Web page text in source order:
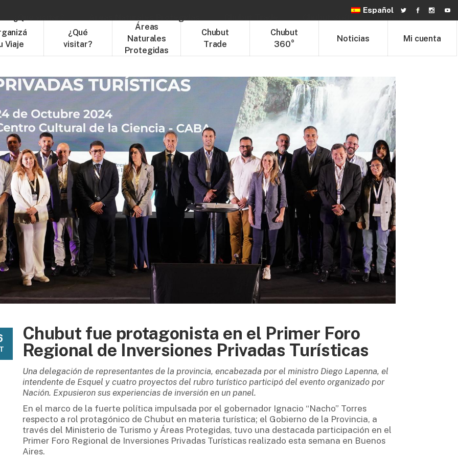
Español
Viaje
¿Qué
visitar?
Áreas
Naturales
Protegidas
Chubut
Trade
Chubut
360°
Noticias Mi cuenta
Chubut fue protagonista en el Primer Foro
Regional de Inversiones Privadas Turísticas
Una delegación de representantes de la provincia, encabezada por el ministro Diego Lapenna, el
intendente de Esquel y cuatro proyectos del rubro turístico participó del evento organizado por
Nación. Expusieron sus experiencias de inversión en un panel.
En el marco de la fuerte política impulsada por el gobernador Ignacio “Nacho” Torres
respecto a rol protagónico de Chubut en materia turística; el Gobierno de la Provincia, a
través del Ministerio de Turismo y Áreas Protegidas, tuvo una destacada participación en el
Primer Foro Regional de Inversiones Privadas Turísticas realizado esta semana en Buenos
Aires.